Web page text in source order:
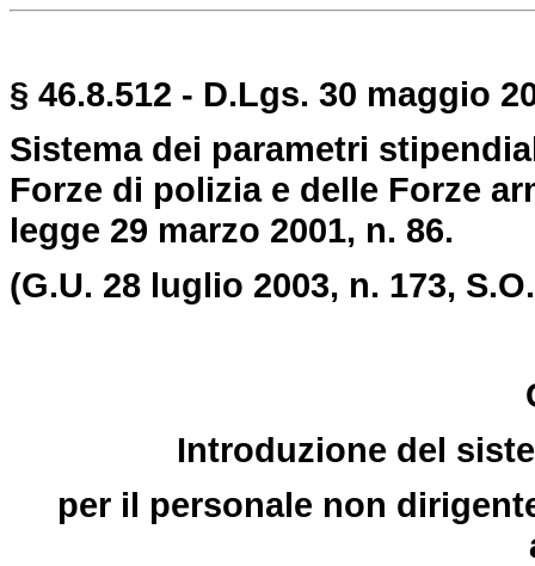
§ 46.8.512 - D.Lgs. 30 maggio
Sistema dei parametri
Forze di polizia e delle Forze
legge 29 marzo 2001, n. 86.
(G.U. 28 luglio 2003, n. 173,
Introduzione del
per il personale non